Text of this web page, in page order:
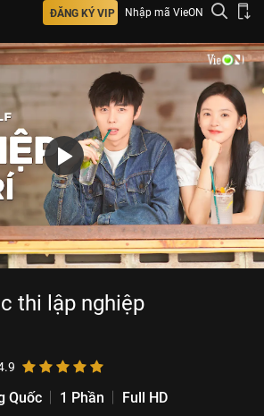
ĐĂNG KÝ VIP Nhập mã VieON
thi lập nghiệp
Quốc 1 Phần
Full HD